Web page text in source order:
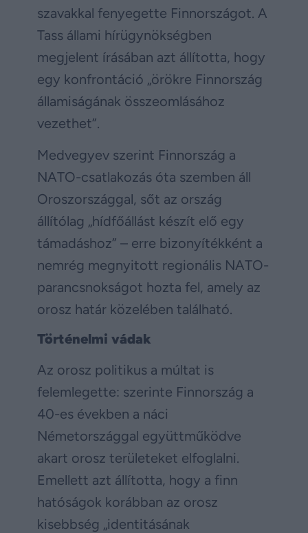
szavakkal fenyegette Finnországot. A
Tass állami hírügynökségben
megjelent írásában azt állította, hogy
egy konfrontáció „örökre Finnország
államiságának összeomlásához
vezethet”.
Medvegyev szerint Finnország a
NATO-csatlakozás óta szemben áll
Oroszországgal, sőt az ország
állítólag „hídfőállást készít elő egy
támadáshoz” – erre bizonyítékként a
nemrég megnyitott regionális NATO-
parancsnokságot hozta fel, amely az
orosz határ közelében található.
Történelmi vádak
Az orosz politikus a múltat is
felemlegette: szerinte Finnország a
40-es években a náci
Németországgal együttműködve
akart orosz területeket elfoglalni.
Emellett azt állította, hogy a finn
hatóságok korábban az orosz
kisebbség „identitásának